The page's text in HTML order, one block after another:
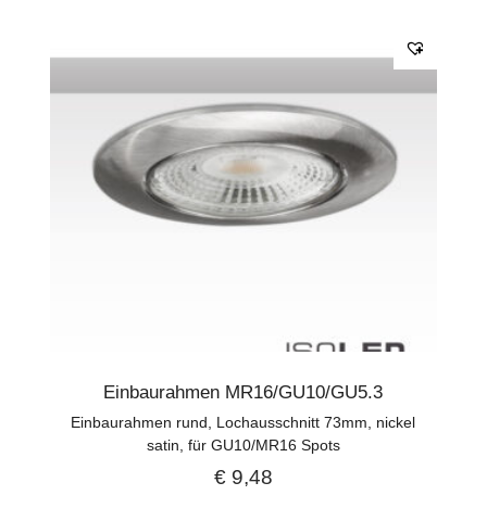
Einbaurahmen MR16/GU10/GU5.3
Einbaurahmen rund, Lochausschnitt 73mm, nickel
satin, für GU10/MR16 Spots
€9,48